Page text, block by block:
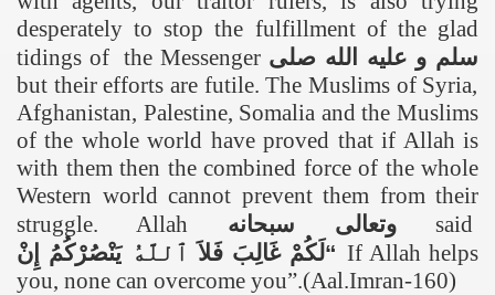
desperately to stop the fulfillment of the glad
tidings of the Messenger صلى الله عليه و سلم
but their efforts are futile. The Muslims of Syria,
Afghanistan, Palestine, Somalia and the Muslims
of the whole world have proved that if Allah is
with them then the combined force of the whole
Western world cannot prevent them from their
struggle. Allah
سبحانه وتعالى said
إِنْ
يَنْصُرْكُمُ ٱللَّهُ فَلاَ غَالِبَ لَكُمْ“ If Allah helps
you, none can overcome you”.(Aal.Imran-160)